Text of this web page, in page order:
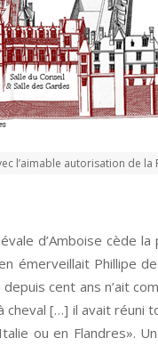
l’aimable autorisation de la
d’Amboise cède
émerveillait Phillipe
cent ans n’ait
[…] il avait réuni
ou en Flandres».